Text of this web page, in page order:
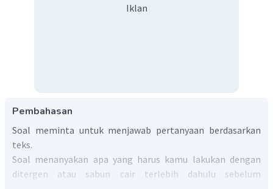
Iklan
Pembahasan
Soal meminta untuk menjawab pertanyaan berdasarkan
teks.
Soal menanyakan apa yang harus kamu lakukan dengan
ditergen atau sabun cair terlebih dahulu sebelum